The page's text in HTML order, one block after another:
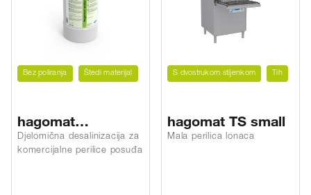
Bez poliranja Štedi materijal
hagomat
waterSOFT CLEAN
Djelomična desalinizacija za
komercijalne perilice posuđa
S dvostrukom stijenkom Tih
hagomat TS small
Mala perilica lonaca